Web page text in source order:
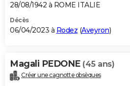
28/08/1942 à ROME ITALIE
Décès
06/04/2023 à Rodez (Aveyron)
Magali PEDONE (45 ans)
Créer une cagnotte obsèques